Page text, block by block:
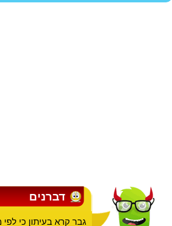
דברנים
גבר קרא בעיתון כי